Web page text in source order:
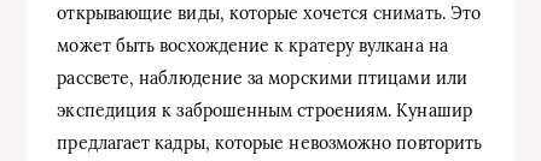
открывающие виды, которые хочется снимать. Это
может быть восхождение к кратеру вулкана на
рассвете, наблюдение за морскими птицами или
экспедиция к заброшенным строениям. Кунашир
предлагает кадры, которые невозможно повторить